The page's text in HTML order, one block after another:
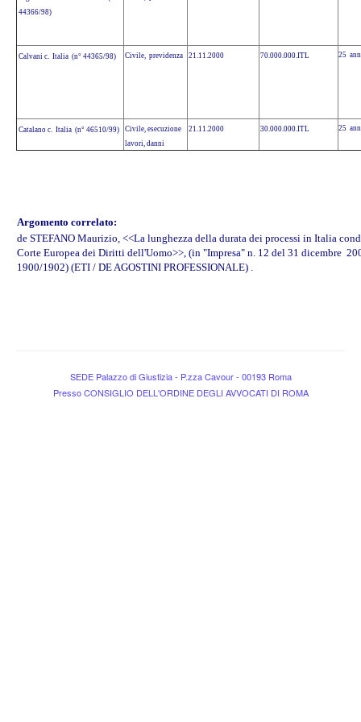
44366/98)
Calvani c. Italia (n° 44365/98) Civile, previdenza 21.11.2000 70.000.000.ITL 25
Catalano c. Italia (n° 46510/99)
Civile, esecuzione
lavori, danni
21.11.2000 30.000.000.ITL 25
Argomento correlato:
de STEFANO Maurizio, <<La lunghezza della durata dei processi in Italia
Corte Europea dei Diritti dell'Uomo>>, (in "Impresa" n. 12 del 31 dicembre
1900/1902) (ETI / DE AGOSTINI PROFESSIONALE) .
SEDE Palazzo di Giustizia - P.zza Cavour - 00193 Roma
Presso CONSIGLIO DELL'ORDINE DEGLI AVVOCATI DI ROMA